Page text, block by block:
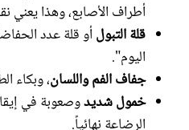
أطراف الأصابع، وهذا
قلة التبول
اليوم".
جفاف الفم واللسان، وبكاء
خمول شديدوصعوبة في